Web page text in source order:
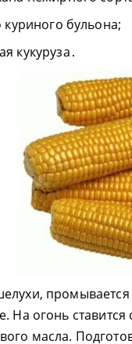
куриного бульона;
кукуруза․
На огонь
масла.